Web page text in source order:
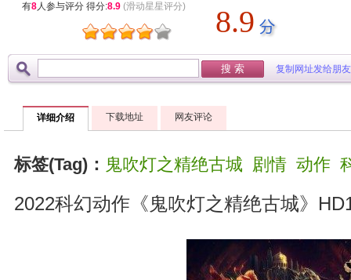
有8人参与评分 得分:8.9 (滑动星星评分) 8.9
复制网址发给朋友
详细介绍 下载地址 网友评论
标签(Tag)： 鬼吹灯之精绝古城 剧情 动作
2022科幻动作《鬼吹灯之精绝古城》